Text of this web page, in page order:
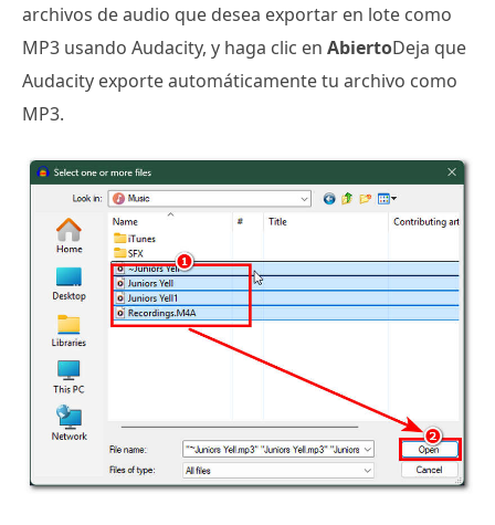
archivos de audio que desea exportar en lote como
MP3 usando Audacity, y haga clic en AbiertoDeja que
Audacity exporte automáticamente tu archivo como
MP3.